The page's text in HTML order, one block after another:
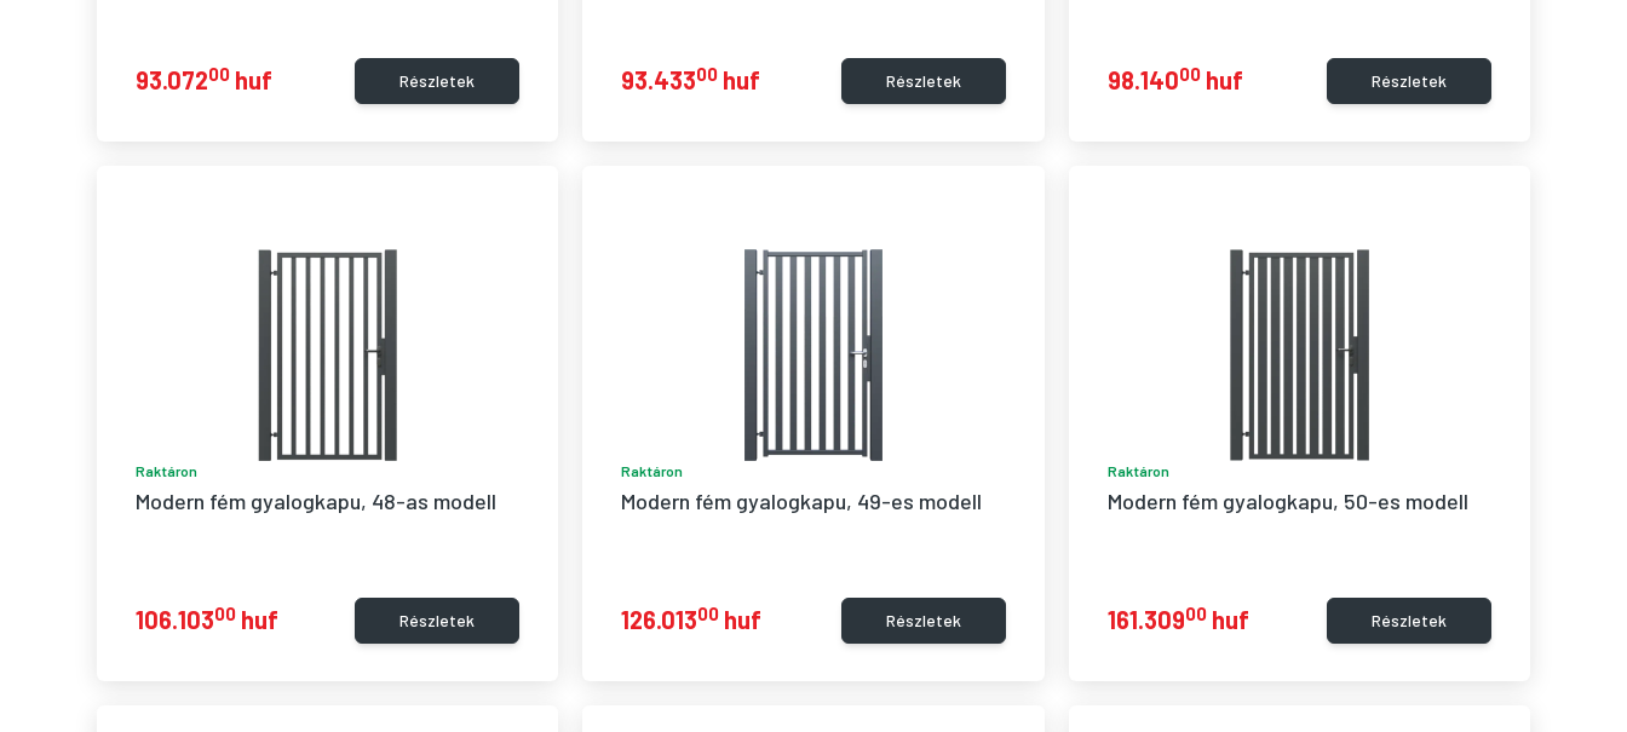
93.07200 huf Részletek 93.43300 huf Részletek 98.14000 huf Részletek
Raktáron
Modern fém gyalogkapu, 48-as modell
106.10300 huf Részletek
Raktáron
Modern fém gyalogkapu, 49-es modell
126.01300 huf Részletek
Raktáron
Modern fém gyalogkapu, 50-es modell
161.30900 huf Részletek